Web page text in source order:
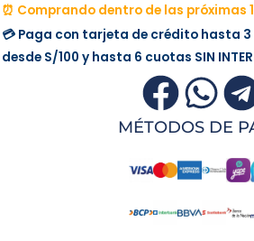
⏰ Comprando dentro de las próximas
💳 Paga con tarjeta de crédito hasta
desde S/100 y hasta 6 cuotas SIN
MÉTODOS DE